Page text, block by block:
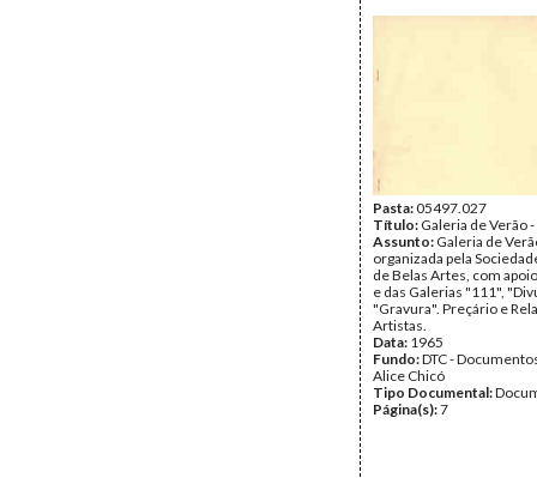
Pasta:05497.027
Título: Galeria de Verão
Assunto: Galeria de
organizada pela
de Belas Artes, com
e das Galerias "111",
"Gravura". Preçário e
Artistas.
Data: 1965
Fundo:DTC -
Alice Chicó
Tipo Documental:
Página(s):7